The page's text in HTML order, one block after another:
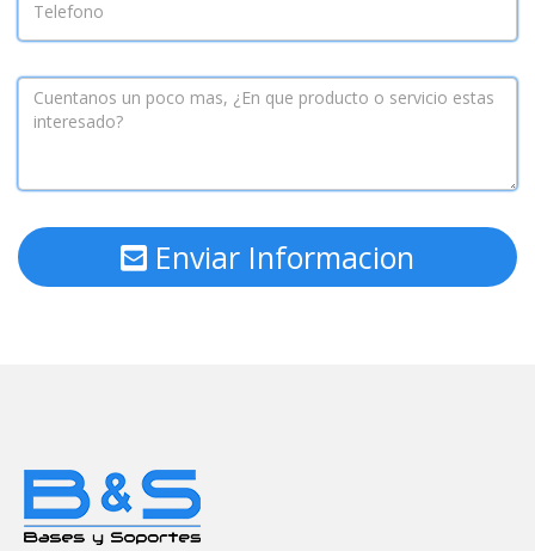
Enviar Informacion